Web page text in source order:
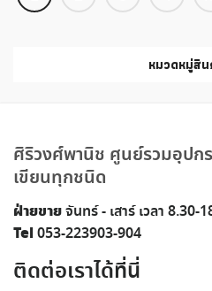
หมวดหมู่สิน
ศิริวงศ์พานิช ศูนย์รวมอุปก
เขียนทุกชนิด
ฝ่ายขายจันทร์ - เสาร์ เวลา 8.30-
Tel053-223903-904
ติดต่อเราได้ที่นี่